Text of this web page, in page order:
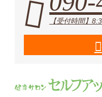
【受付時間】